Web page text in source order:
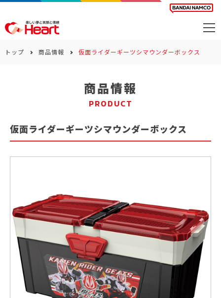
サステナビリティ
トップ 商品情報 仮面ライダーギーツシマウンダーボックス
商品情報
PRODUCT
仮面ライダーギーツシマウンダーボックス